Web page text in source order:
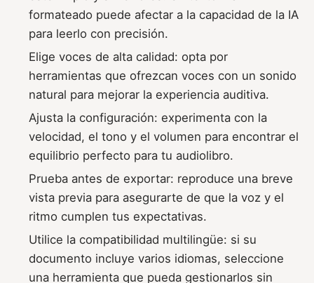
formateado puede afectar a la capacidad de la IA
para leerlo con precisión.
Elige voces de alta calidad: opta por
herramientas que ofrezcan voces con un sonido
natural para mejorar la experiencia auditiva.
Ajusta la configuración: experimenta con la
velocidad, el tono y el volumen para encontrar el
equilibrio perfecto para tu audiolibro.
Prueba antes de exportar: reproduce una breve
vista previa para asegurarte de que la voz y el
ritmo cumplen tus expectativas.
Utilice la compatibilidad multilingüe: si su
documento incluye varios idiomas, seleccione
una herramienta que pueda gestionarlos sin